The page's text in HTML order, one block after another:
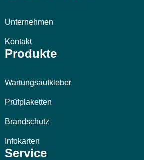
Unternehmen
Kontakt
Produkte
Wartungsaufkleber
Prüfplaketten
Brandschutz
Infokarten
Service